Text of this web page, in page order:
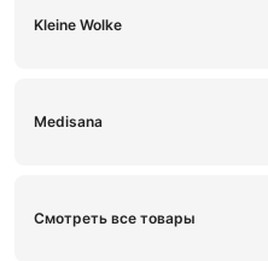
Kleine Wolke
Medisana
Смотреть все товары